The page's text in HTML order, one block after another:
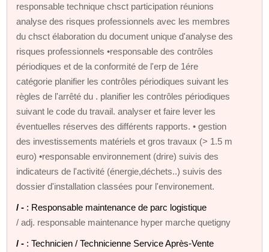
responsable technique chsct participation réunions
analyse des risques professionnels avec les membres
du chsct élaboration du document unique d'analyse des
risques professionnels •responsable des contrôles
périodiques et de la conformité de l'erp de 1ére
catégorie planifier les contrôles périodiques suivant les
règles de l'arrêté du . planifier les contrôles périodiques
suivant le code du travail. analyser et faire lever les
éventuelles réserves des différents rapports. • gestion
des investissements matériels et gros travaux (> 1.5 m
euro) •responsable environnement (drire) suivis des
indicateurs de l'activité (énergie,déchets..) suivis des
dossier d'installation classées pour l'environement.
/ - : Responsable maintenance de parc logistique
/ adj. responsable maintenance hyper marche quetigny
/ - : Technicien / Technicienne Service Après-Vente